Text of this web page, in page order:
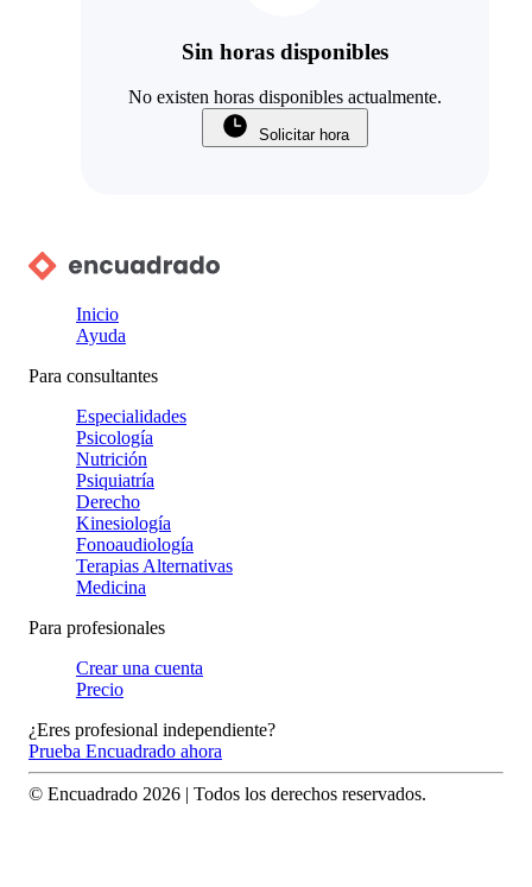
Sin horas disponibles
No existen horas disponibles actualmente.
Solicitar hora
Inicio
Ayuda
Para consultantes
Especialidades
Psicología
Nutrición
Psiquiatría
Derecho
Kinesiología
Fonoaudiología
Terapias Alternativas
Medicina
Para profesionales
Crear una cuenta
Precio
¿Eres profesional independiente?
Prueba Encuadrado ahora
© Encuadrado 2026 | Todos los derechos reservados.